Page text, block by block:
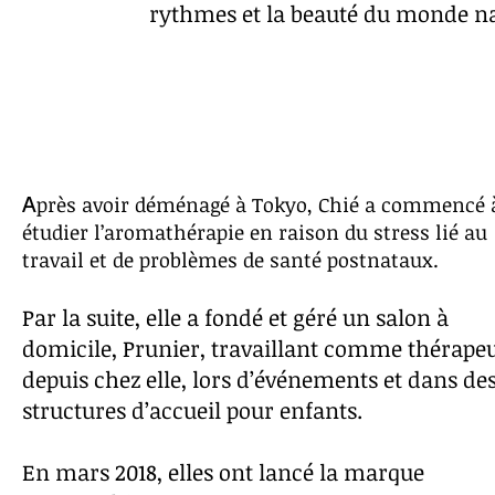
rythmes et la beauté du monde
Après avoir déménagé à Tokyo, Chié a commencé
étudier l’aromathérapie en raison du stress lié au
travail et de problèmes de santé postnataux.
Par la suite, elle a fondé et géré un salon à
domicile, Prunier, travaillant comme
depuis chez elle, lors d’événements et dans
structures d’accueil pour enfants.
En mars 2018, elles ont lancé la marque